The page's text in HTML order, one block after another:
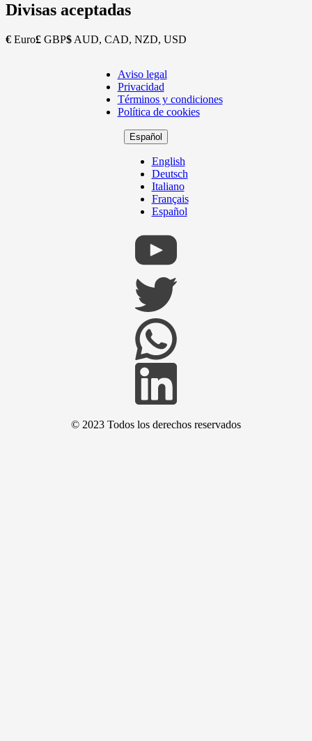
Divisas aceptadas
€ Euro£ GBP$ AUD, CAD, NZD, USD
Copyright
Footer
Aviso legal
Privacidad
Términos y condiciones
Política de cookies
Español
English
Deutsch
Italiano
Français
Español
© 2023 Todos los derechos reservados